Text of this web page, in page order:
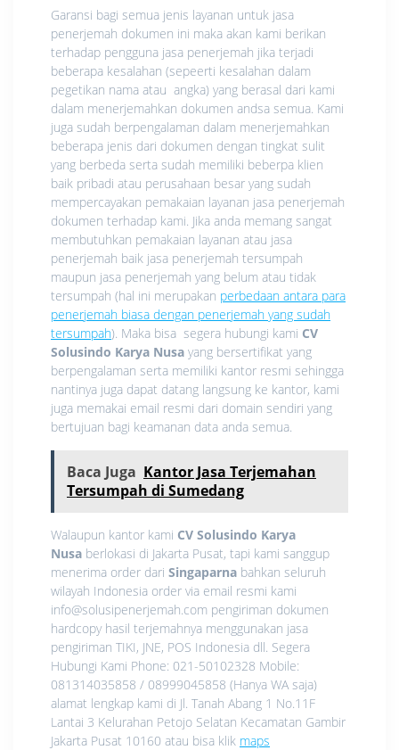
Garansi bagi semua jenis layanan untuk jasa
penerjemah dokumen ini maka akan kami berikan
terhadap pengguna jasa penerjemah jika terjadi
beberapa kesalahan (sepeerti kesalahan dalam
pegetikan nama atau angka) yang berasal dari kami
dalam menerjemahkan dokumen andsa semua. Kami
juga sudah berpengalaman dalam menerjemahkan
beberapa jenis dari dokumen dengan tingkat sulit
yang berbeda serta sudah memiliki beberpa klien
baik pribadi atau perusahaan besar yang sudah
mempercayakan pemakaian layanan jasa penerjemah
dokumen terhadap kami. Jika anda memang sangat
membutuhkan pemakaian layanan atau jasa
penerjemah baik jasa penerjemah tersumpah
maupun jasa penerjemah yang belum atau tidak
tersumpah (hal ini merupakan perbedaan antara para
penerjemah biasa dengan penerjemah yang sudah
tersumpah). Maka bisa segera hubungi kami CV
Solusindo Karya Nusa yang bersertifikat yang
berpengalaman serta memiliki kantor resmi sehingga
nantinya juga dapat datang langsung ke kantor, kami
juga memakai email resmi dari domain sendiri yang
bertujuan bagi keamanan data anda semua.
Baca Juga Kantor Jasa Terjemahan
Tersumpah di Sumedang
Walaupun kantor kami CV Solusindo Karya
Nusa berlokasi di Jakarta Pusat, tapi kami sanggup
menerima order dari Singaparna bahkan seluruh
wilayah Indonesia order via email resmi kami
info@solusipenerjemah.com pengiriman dokumen
hardcopy hasil terjemahnya menggunakan jasa
pengiriman TIKI, JNE, POS Indonesia dll. Segera
Hubungi Kami Phone: 021-50102328 Mobile:
081314035858 / 08999045858 (Hanya WA saja)
alamat lengkap kami di Jl. Tanah Abang 1 No.11F
Lantai 3 Kelurahan Petojo Selatan Kecamatan Gambir
Jakarta Pusat 10160 atau bisa klik maps